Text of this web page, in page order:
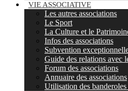
VIE ASSOCIATIVE
Les autres associations
Le Sport
La Culture et le
Infos des associations
Subvention
Guide des relations avec
Forum des associations
Annuaire des associations
Utilisation des